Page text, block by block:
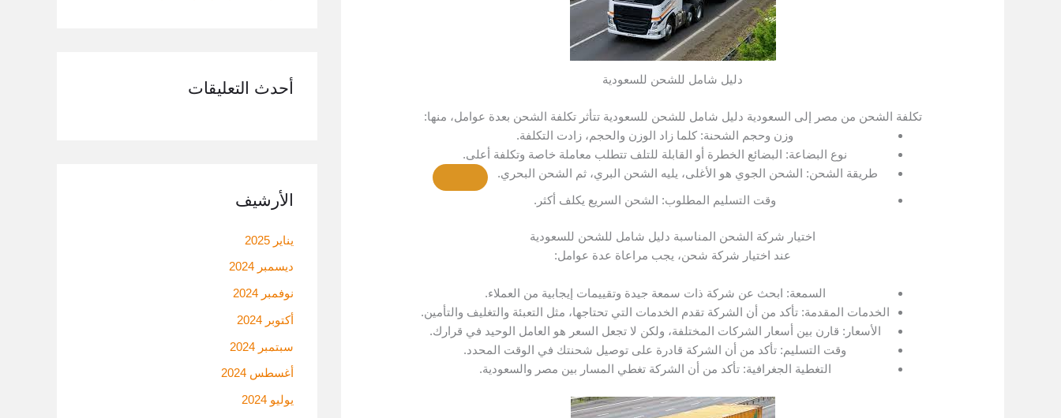
دليل شامل للشحن للسعودية
تكلفة الشحن من مصر إلى السعودية دليل شامل للشحن للسعودية تتأثر تكلفة الشحن بعدة عوامل، منها:
وزن وحجم الشحنة: كلما زاد الوزن والحجم، زادت التكلفة.
نوع البضاعة: البضائع الخطرة أو القابلة للتلف تتطلب معاملة خاصة وتكلفة أعلى.
طريقة الشحن: الشحن الجوي هو الأغلى، يليه الشحن البري، ثم الشحن البحري.
وقت التسليم المطلوب: الشحن السريع يكلف أكثر.
اختيار شركة الشحن المناسبة دليل شامل للشحن للسعودية
عند اختيار شركة شحن، يجب مراعاة عدة عوامل:
السمعة: ابحث عن شركة ذات سمعة جيدة وتقييمات إيجابية من العملاء.
الخدمات المقدمة: تأكد من أن الشركة تقدم الخدمات التي تحتاجها، مثل التعبئة والتغليف والتأمين.
الأسعار: قارن بين أسعار الشركات المختلفة، ولكن لا تجعل السعر هو العامل الوحيد في قرارك.
وقت التسليم: تأكد من أن الشركة قادرة على توصيل شحنتك في الوقت المحدد.
التغطية الجغرافية: تأكد من أن الشركة تغطي المسار بين مصر والسعودية.
أحدث التعليقات
الأرشيف
يناير 2025
ديسمبر 2024
نوفمبر 2024
أكتوبر 2024
سبتمبر 2024
أغسطس 2024
يوليو 2024